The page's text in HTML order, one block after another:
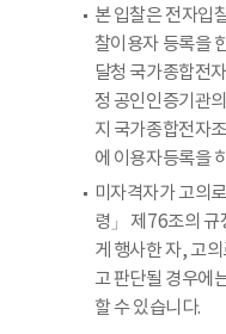
본 입찰은 전자입
찰이용자 등록을
달청 국가종합전
정 공인인증기관
지 국가종합전
에 이용자등록을
미자격자가 고의
령」 제76조의 규
게 행사한 자, 고
고 판단될 경우에
할 수 있습니다.